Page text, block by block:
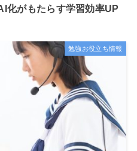
化がもたらす学習効率UP
勉強お役立ち情報